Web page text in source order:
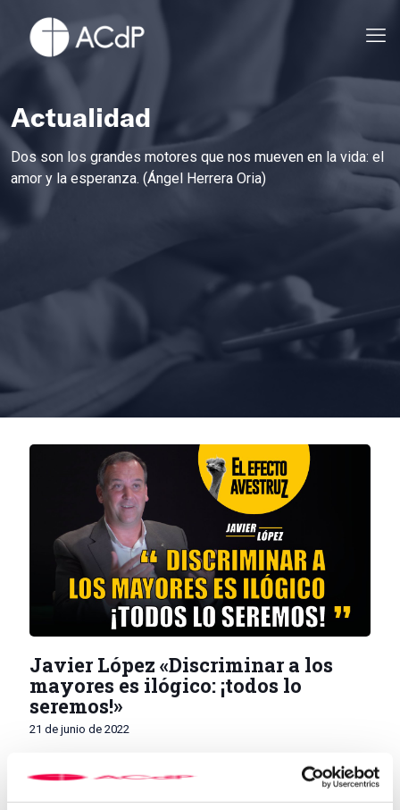
Actualidad
Dos son los grandes motores que nos mueven en la vida: el
amor y la esperanza. (Ángel Herrera Oria)
Javier López «Discriminar a los
mayores es ilógico: ¡todos lo
seremos!»
21 de junio de 2022
El psicólogo Javier López lleva más de veinte años estudiando